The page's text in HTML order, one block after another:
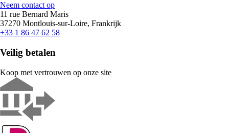
Neem contact op
11 rue Bernard Maris
37270 Montlouis-sur-Loire, Frankrijk
+33 1 86 47 62 58
Veilig betalen
Koop met vertrouwen op onze site